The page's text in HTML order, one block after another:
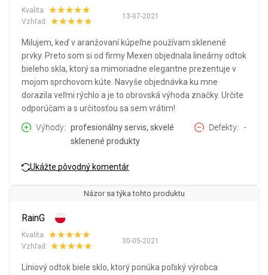
13-07-2021
Kvalita:
Vzhľad:
Milujem, keď v aranžovaní kúpeľne používam sklenené
prvky. Preto som si od firmy Mexen objednala lineárny odtok
bieleho skla, ktorý sa mimoriadne elegantne prezentuje v
mojom sprchovom kúte. Navyše objednávka ku mne
dorazila veľmi rýchlo a je to obrovská výhoda značky. Určite
odporúčam a s určitosťou sa sem vrátim!
Výhody
profesionálny servis, skvelé
sklenené produkty
Defekty -
Ukážte pôvodný komentár
Názor sa týka tohto produktu
RainG
30-05-2021
Kvalita:
Vzhľad:
Líniový odtok biele sklo, ktorý ponúka poľský výrobca